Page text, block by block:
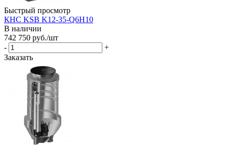
Быстрый просмотр
КНС KSB K12-35-Q6H10
В наличии
742 750 руб./шт
-
+
Заказать